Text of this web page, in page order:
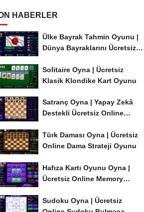
HABERLER
Ülke Bayrak Tahmin Oyunu |
Dünya Bayraklarını Ücretsiz
Solitaire Oyna | Ücretsiz
Klasik Klondike Kart Oyunu
Satranç Oyna | Yapay Zekâ
Destekli Ücretsiz Online
Türk Daması Oyna | Ücretsiz
Online Dama Strateji Oyunu
Hafıza Kartı Oyunu Oyna |
Ücretsiz Online Memory
Sudoku Oyna | Ücretsiz